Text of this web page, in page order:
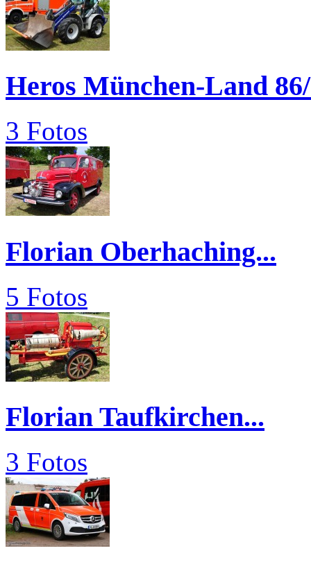
Heros München-Land
3 Fotos
Florian Oberhaching...
5 Fotos
Florian Taufkirchen...
3 Fotos